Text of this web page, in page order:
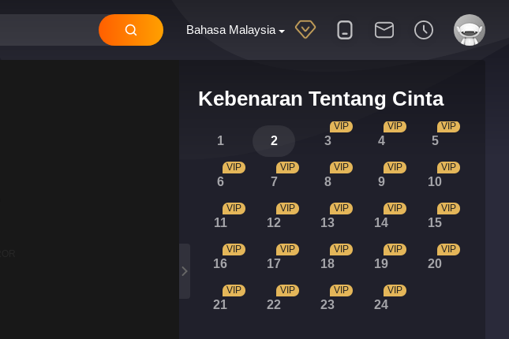
Bahasa Malaysia
Kebenaran Tentang Cinta
1 2 3
VIP
4
VIP
5
VIP
6
VIP
7
VIP
8
VIP
9
VIP
10
VIP
11
VIP
12
VIP
13
VIP
14
VIP
15
VIP
16
VIP
17
VIP
18
VIP
19
VIP
20
VIP
21
VIP
22
VIP
23
VIP
24
VIP